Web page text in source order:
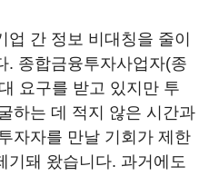
간 정보 비대칭을 줄이
. 종합금융투자사업자(종
요구를 받고 있지만 투
하는 데 적지 않은 시간과
자자를 만날 기회가 제한
기돼 왔습니다. 과거에도